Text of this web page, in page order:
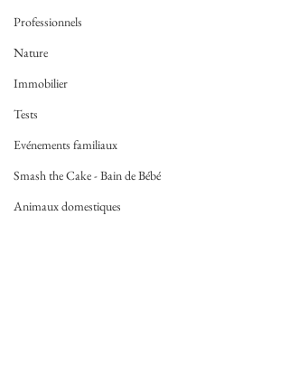
Professionnels
Nature
Immobilier
Tests
Evénements familiaux
Smash the Cake - Bain de Bébé
Animaux domestiques